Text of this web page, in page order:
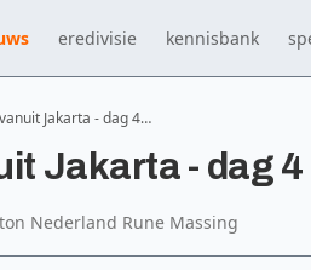
eredivisie kennisbank
Jakarta - dag 4…
Jakarta - dag 4
Nederland Rune Massing